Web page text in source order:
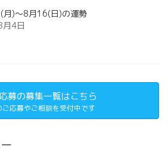
月)～8月16(日)の運勢
4日
募の募集一覧はこちら
ご応募やご相談を受付中です